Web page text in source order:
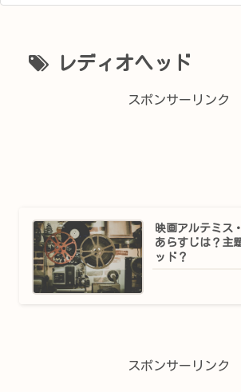
レディオヘッド
スポンサーリンク
映画アルテミス
あらすじは？主
ッド？
スポンサーリンク